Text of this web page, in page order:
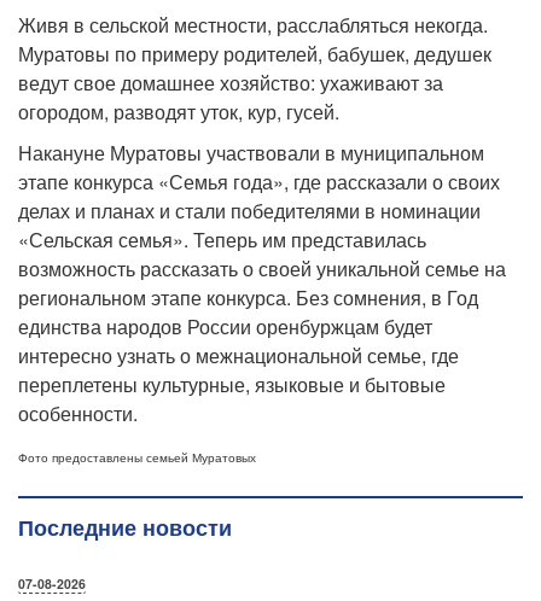
Живя в сельской местности, расслабляться некогда.
Муратовы по примеру родителей, бабушек, дедушек
ведут свое домашнее хозяйство: ухаживают за
огородом, разводят уток, кур, гусей.
Накануне Муратовы участвовали в муниципальном
этапе конкурса «Семья года», где рассказали о своих
делах и планах и стали победителями в номинации
«Сельская семья». Теперь им представилась
возможность рассказать о своей уникальной семье на
региональном этапе конкурса. Без сомнения, в Год
единства народов России оренбуржцам будет
интересно узнать о межнациональной семье, где
переплетены культурные, языковые и бытовые
особенности.
Фото предоставлены семьей Муратовых
Последние новости
07-08-2026